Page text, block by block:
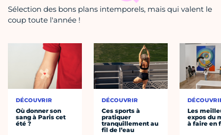
Sélection des bons plans intemporels, mais qui valent le
coup toute l'année !
DÉCOUVRIR
Où donner son
sang à Paris cet
été ?
DÉCOUVRIR
Ces sports à
pratiquer
tranquillement au
fil de l’eau
Les
expos du
à faire en